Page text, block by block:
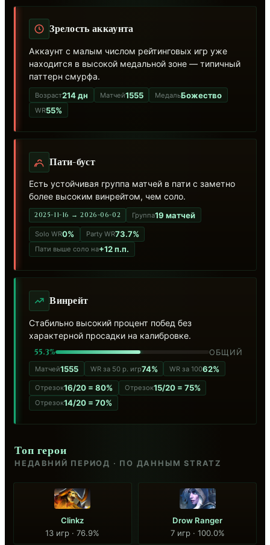
Зрелость аккаунта
Аккаунт с малым числом рейтинговых игр уже
находится в высокой медальной зоне — типичный
паттерн смурфа.
Возраст214 дн Матчей1555 МедальБожество
WR55%
Пати-буст
Есть устойчивая группа матчей в пати с заметно
более высоким винрейтом, чем соло.
2025-11-16 → 2026-06-02 Группа19 матчей
Solo WR0% Party WR73.7%
Пати выше соло на+12 п.п.
Винрейт
Стабильно высокий процент побед без
характерной просадки на калибровке.
55.3% ОБЩИЙ
Матчей1555 WR за 50 р. игр74% WR за 10062%
Отрезок16/20 = 80% Отрезок15/20 = 75%
Отрезок14/20 = 70%
Топ герои
НЕДАВНИЙ ПЕРИОД · ПО ДАННЫМ STRATZ
Clinkz
13 игр · 76.9%
Drow Ranger
7 игр · 100.0%